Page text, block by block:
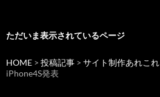
ただいま表示されているページ
HOME > 投稿記事 > サイト制作あれこれ
iPhone4S発表